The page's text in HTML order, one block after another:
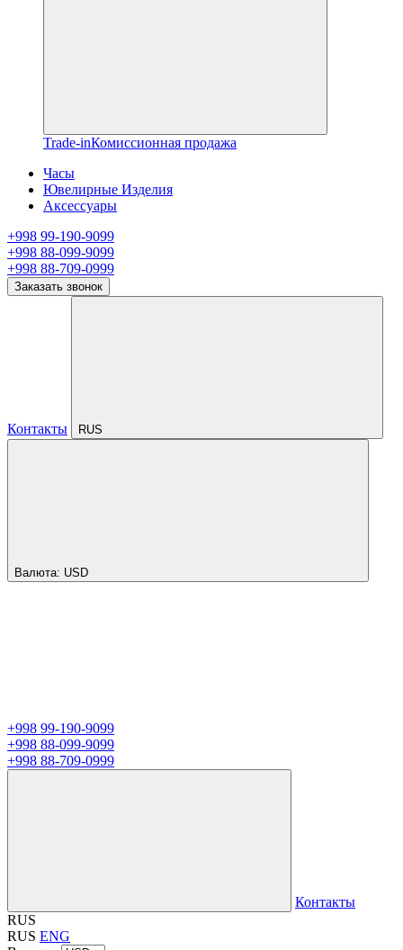
Trade-inКомиссионная продажа
Часы
Ювелирные Изделия
Аксессуары
+998 99-190-9099
+998 88-099-9099
+998 88-709-0999
Заказать звонок
Контакты RUS
Валюта: USD
+998 99-190-9099
+998 88-099-9099
+998 88-709-0999
Контакты
RUS
RUS ENG